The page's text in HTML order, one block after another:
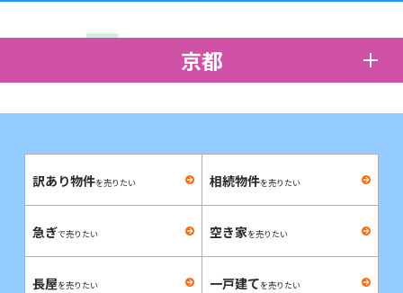
京都
訳あり物件を売りたい 相続物件を売りたい
急ぎで売りたい 空き家を売りたい
長屋を売りたい 一戸建てを売りたい